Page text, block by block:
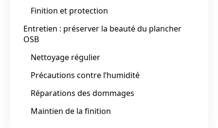
Finition et protection
Entretien : préserver la beauté du plancher
OSB
Nettoyage régulier
Précautions contre l’humidité
Réparations des dommages
Maintien de la finition